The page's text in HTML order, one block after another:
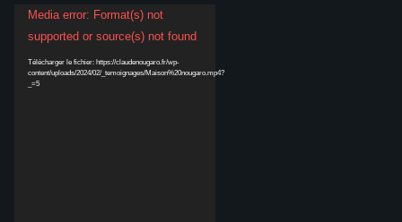
Lecteur
vidéo
Media error: Format(s) not
supported or source(s) not found
Télécharger le fichier: https://claudenougaro.fr/wp-
content/uploads/2024/02/_temoignages/Maison%20nougaro.mp4?
_=5